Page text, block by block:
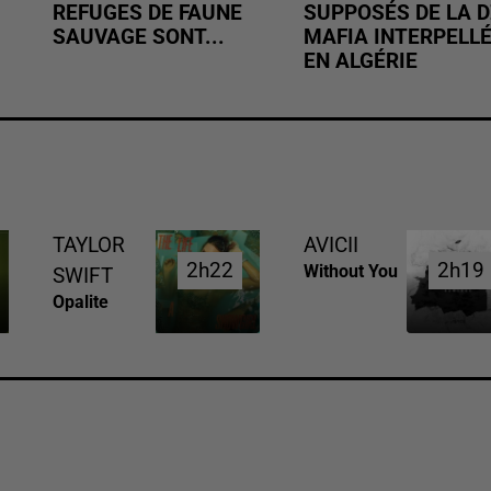
REFUGES DE FAUNE
SAUVAGE SONT...
SUPPOSÉS DE LA
MAFIA INTERPELLÉ
EN ALGÉRIE
TAYLOR
SWIFT
Opalite
2h22
2h22
AVICII
Without You 2h19
2h19